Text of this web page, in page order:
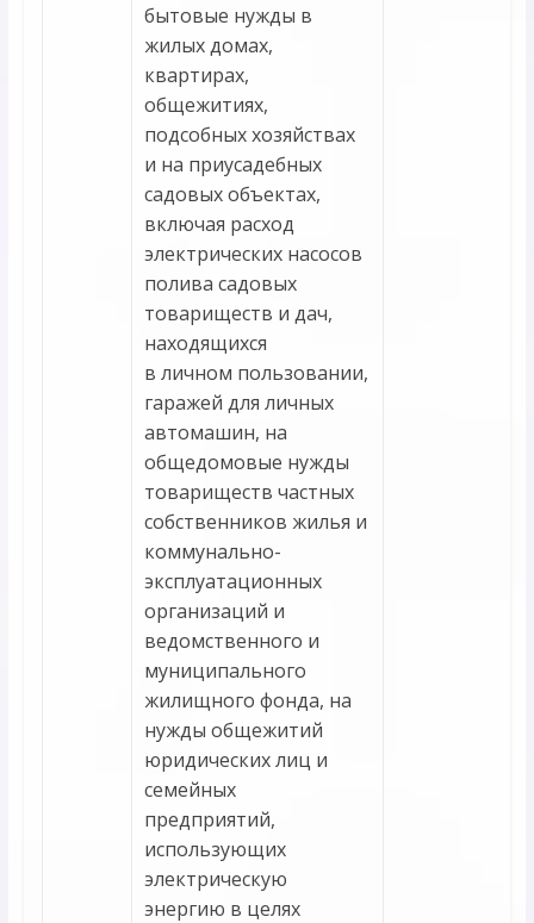
бытовые нужды в
жилых домах,
квартирах,
общежитиях,
подсобных хозяйствах
и на приусадебных
садовых объектах,
включая расход
электрических насосов
полива садовых
товариществ и дач,
находящихся
в личном пользовании,
гаражей для личных
автомашин, на
общедомовые нужды
товариществ частных
собственников жилья и
коммунально-
эксплуатационных
организаций и
ведомственного и
муниципального
жилищного фонда, на
нужды общежитий
юридических лиц и
семейных
предприятий,
использующих
электрическую
энергию в целях